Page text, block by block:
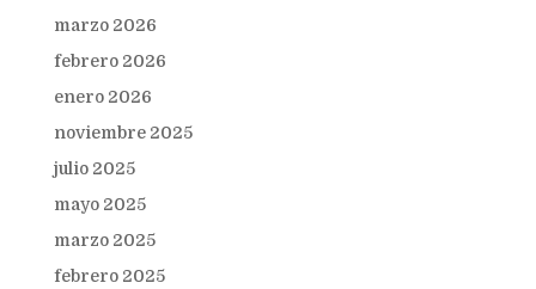
marzo 2026
febrero 2026
enero 2026
noviembre 2025
julio 2025
mayo 2025
marzo 2025
febrero 2025